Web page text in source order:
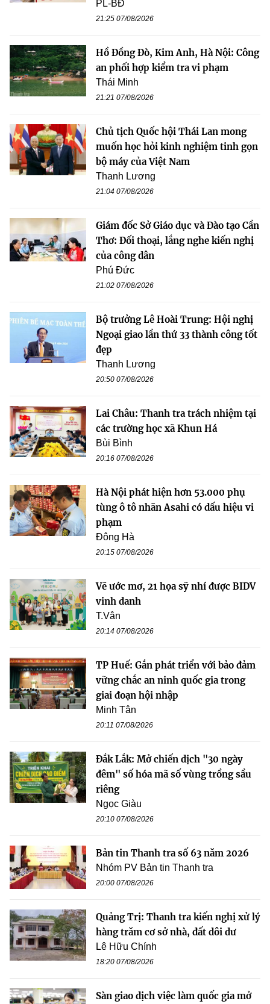
PL-BĐ
21:25 07/08/2026
Hồ Đồng Đò, Kim Anh, Hà Nội: Công
an phối hợp kiểm tra vi phạm
Thái Minh
21:21 07/08/2026
Chủ tịch Quốc hội Thái Lan mong
muốn học hỏi kinh nghiệm tinh gọn
bộ máy của Việt Nam
Thanh Lương
21:04 07/08/2026
Giám đốc Sở Giáo dục và Đào tạo Cần
Thơ: Đối thoại, lắng nghe kiến nghị
của công dân
Phú Đức
21:02 07/08/2026
Bộ trưởng Lê Hoài Trung: Hội nghị
Ngoại giao lần thứ 33 thành công tốt
đẹp
Thanh Lương
20:50 07/08/2026
Lai Châu: Thanh tra trách nhiệm tại
các trường học xã Khun Há
Bùi Bình
20:16 07/08/2026
Hà Nội phát hiện hơn 53.000 phụ
tùng ô tô nhãn Asahi có dấu hiệu vi
phạm
Đông Hà
20:15 07/08/2026
Vẽ ước mơ, 21 họa sỹ nhí được BIDV
vinh danh
T.Vân
20:14 07/08/2026
TP Huế: Gắn phát triển với bảo đảm
vững chắc an ninh quốc gia trong
giai đoạn hội nhập
Minh Tân
20:11 07/08/2026
Đắk Lắk: Mở chiến dịch "30 ngày
đêm" số hóa mã số vùng trồng sầu
riêng
Ngọc Giàu
20:10 07/08/2026
Bản tin Thanh tra số 63 năm 2026
Nhóm PV Bản tin Thanh tra
20:00 07/08/2026
Quảng Trị: Thanh tra kiến nghị xử lý
hàng trăm cơ sở nhà, đất dôi dư
Lê Hữu Chính
18:20 07/08/2026
Sàn giao dịch việc làm quốc gia mở